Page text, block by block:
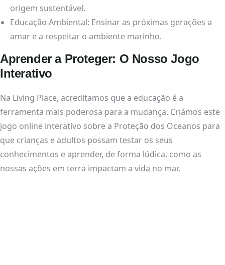
origem sustentável.
Educação Ambiental: Ensinar as próximas gerações a
amar e a respeitar o ambiente marinho.
Aprender a Proteger: O Nosso Jogo
Interativo
Na Living Place, acreditamos que a educação é a
ferramenta mais poderosa para a mudança. Criámos este
jogo online interativo sobre a Proteção dos Oceanos para
que crianças e adultos possam testar os seus
conhecimentos e aprender, de forma lúdica, como as
nossas ações em terra impactam a vida no mar.